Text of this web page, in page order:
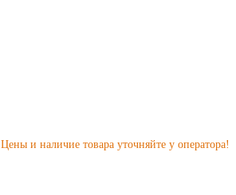
Цены и наличие товара уточняйте у оператора!